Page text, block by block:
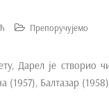
Препоручујемо
Дарел је
(1957), Балтазар